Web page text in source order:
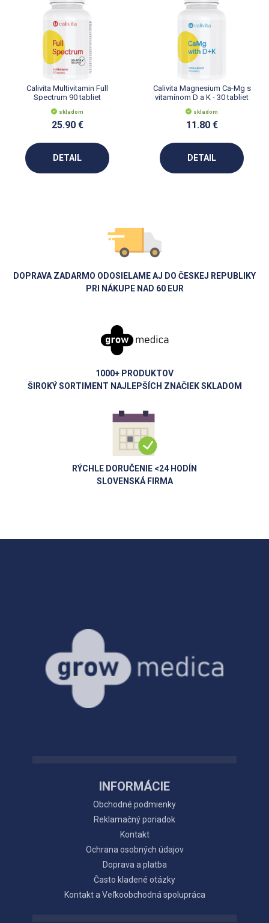
Calivita Multivitamin Full
Spectrum 90 tabliet
skladom
25.90 €
DETAIL
Calivita Magnesium Ca-Mg s
vitamínom D a K - 30 tabliet
skladom
11.80 €
DETAIL
DOPRAVA ZADARMO ODOSIELAME AJ DO ČESKEJ REPUBLIKY
PRI NÁKUPE NAD 60 EUR
1000+ PRODUKTOV
ŠIROKÝ SORTIMENT NAJLEPŠÍCH ZNAČIEK SKLADOM
RÝCHLE DORUČENIE <24 HODÍN
SLOVENSKÁ FIRMA
INFORMÁCIE
Obchodné podmienky
Reklamačný poriadok
Kontakt
Ochrana osobných údajov
Doprava a platba
Často kladené otázky
Kontakt a Veľkoobchodná spolupráca